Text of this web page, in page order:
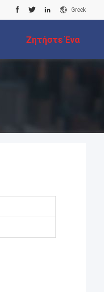
Greek
Ζητήστε Ένα
Απόσπασμα